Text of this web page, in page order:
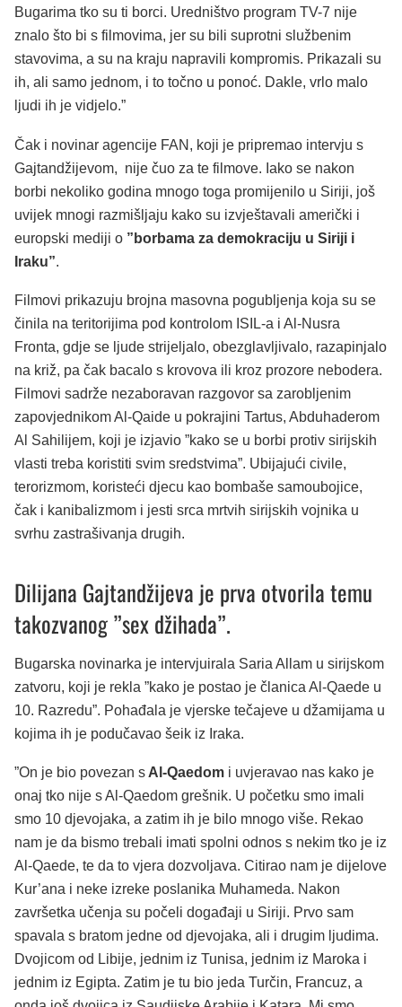
Bugarima tko su ti borci. Uredništvo program TV-7 nije
znalo što bi s filmovima, jer su bili suprotni službenim
stavovima, a su na kraju napravili kompromis. Prikazali su
ih, ali samo jednom, i to točno u ponoć. Dakle, vrlo malo
ljudi ih je vidjelo.”
Čak i novinar agencije FAN, koji je pripremao intervju s
Gajtandžijevom, nije čuo za te filmove. Iako se nakon
borbi nekoliko godina mnogo toga promijenilo u Siriji, još
uvijek mnogi razmišljaju kako su izvještavali američki i
europski mediji o ”borbama za demokraciju u Siriji i
Iraku”.
Filmovi prikazuju brojna masovna pogubljenja koja su se
činila na teritorijima pod kontrolom ISIL-a i Al-Nusra
Fronta, gdje se ljude strijeljalo, obezglavljivalo, razapinjalo
na križ, pa čak bacalo s krovova ili kroz prozore nebodera.
Filmovi sadrže nezaboravan razgovor sa zarobljenim
zapovjednikom Al-Qaide u pokrajini Tartus, Abduhaderom
Al Sahilijem, koji je izjavio ”kako se u borbi protiv sirijskih
vlasti treba koristiti svim sredstvima”. Ubijajući civile,
terorizmom, koristeći djecu kao bombaše samoubojice,
čak i kanibalizmom i jesti srca mrtvih sirijskih vojnika u
svrhu zastrašivanja drugih.
Dilijana Gajtandžijeva je prva otvorila temu
takozvanog ”sex džihada”.
Bugarska novinarka je intervjuirala Saria Allam u sirijskom
zatvoru, koji je rekla ”kako je postao je članica Al-Qaede u
10. Razredu”. Pohađala je vjerske tečajeve u džamijama u
kojima ih je podučavao šeik iz Iraka.
”On je bio povezan sAl-Qaedom i uvjeravao nas kako je
onaj tko nije s Al-Qaedom grešnik. U početku smo imali
smo 10 djevojaka, a zatim ih je bilo mnogo više. Rekao
nam je da bismo trebali imati spolni odnos s nekim tko je iz
Al-Qaede, te da to vjera dozvoljava. Citirao nam je dijelove
Kur’ana i neke izreke poslanika Muhameda. Nakon
završetka učenja su počeli događaji u Siriji. Prvo sam
spavala s bratom jedne od djevojaka, ali i drugim ljudima.
Dvojicom od Libije, jednim iz Tunisa, jednim iz Maroka i
jednim iz Egipta. Zatim je tu bio jeda Turčin, Francuz, a